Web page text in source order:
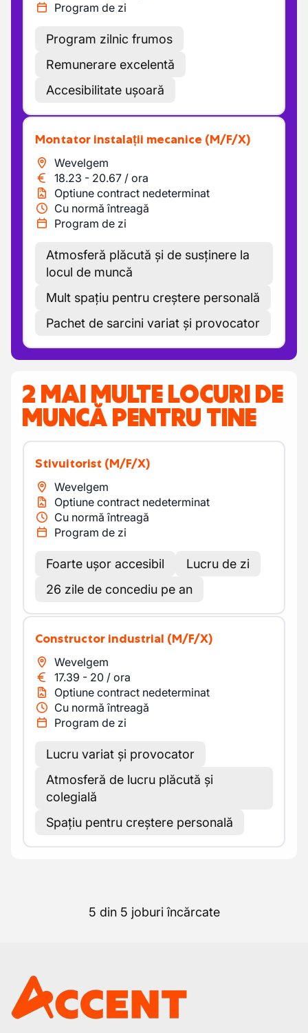
Program de zi
Program zilnic frumos
Remunerare excelentă
Accesibilitate ușoară
Montator instalații mecanice (M/F/X)
Wevelgem
18.23 - 20.67 / ora
Optiune contract nedeterminat
Cu normă întreagă
Program de zi
Atmosferă plăcută și de susținere la
locul de muncă
Mult spațiu pentru creștere personală
Pachet de sarcini variat și provocator
2 MAI MULTE LOCURI DE
MUNCĂ PENTRU TINE
Stivuitorist (M/F/X)
Wevelgem
Optiune contract nedeterminat
Cu normă întreagă
Program de zi
Foarte ușor accesibil
Lucru de zi
26 zile de concediu pe an
Constructor industrial (M/F/X)
Wevelgem
17.39 - 20 / ora
Optiune contract nedeterminat
Cu normă întreagă
Program de zi
Lucru variat și provocator
Atmosferă de lucru plăcută și
colegială
Spațiu pentru creștere personală
5 din 5 joburi încărcate